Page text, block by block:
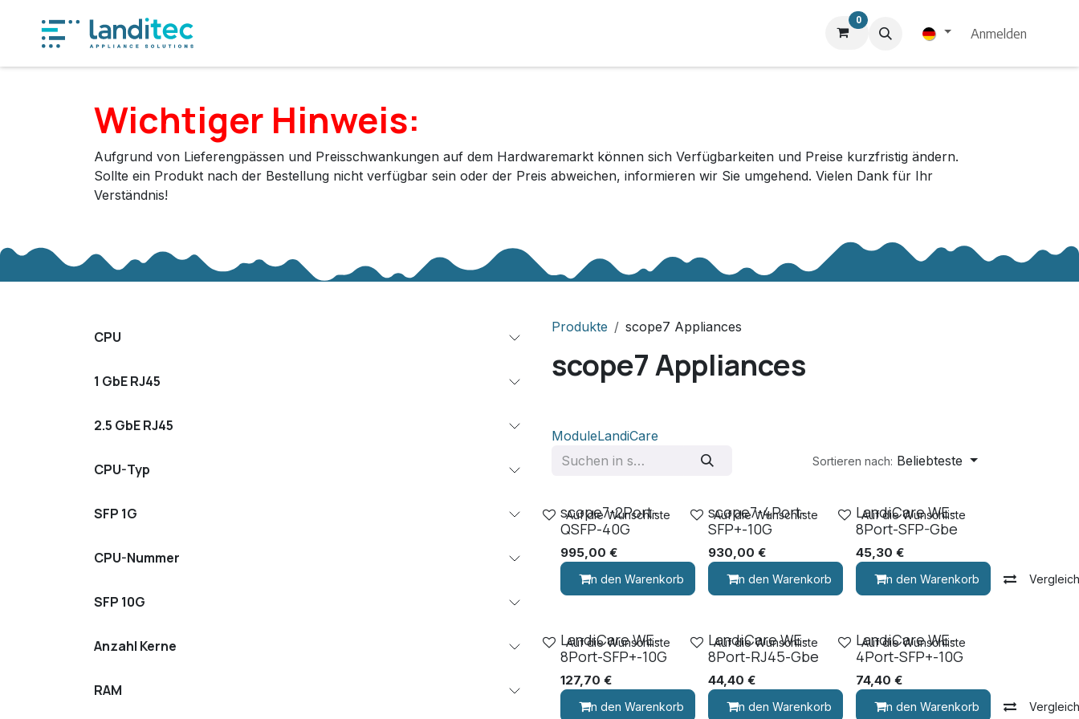
0
Anmelden
Wichtiger Hinweis:
Aufgrund von Lieferengpässen und Preisschwankungen auf dem Hardwaremarkt können sich Verfügbarkeiten und Preise kurzfristig ändern.
Sollte ein Produkt nach der Bestellung nicht verfügbar sein oder der Preis abweichen, informieren wir Sie umgehend. Vielen Dank für Ihr
Verständnis!
CPU
1 GbE RJ45
2.5 GbE RJ45
CPU-Typ
SFP 1G
CPU-Nummer
SFP 10G
Anzahl Kerne
RAM
Produkte scope7 Appliances
scope7 Appliances
ModuleLandiCare
Sortieren nach: Beliebteste
scope7-2Port-
QSFP-40G
995,00 €
In den Warenkorb
Auf die Wunschliste
scope7-4Port-
SFP+-10G
930,00 €
In den Warenkorb
Auf die Wunschliste
LandiCare WE-
8Port-SFP-Gbe
45,30 €
In den Warenkorb
Auf die Wunschliste
LandiCare WE-
8Port-SFP+-10G
127,70 €
In den Warenkorb Vergleichen
Auf die Wunschliste
LandiCare WE-
8Port-RJ45-Gbe
44,40 €
In den Warenkorb Vergleichen
Auf die Wunschliste
LandiCare WE-
4Port-SFP+-10G
74,40 €
In den Warenkorb
Auf die Wunschliste